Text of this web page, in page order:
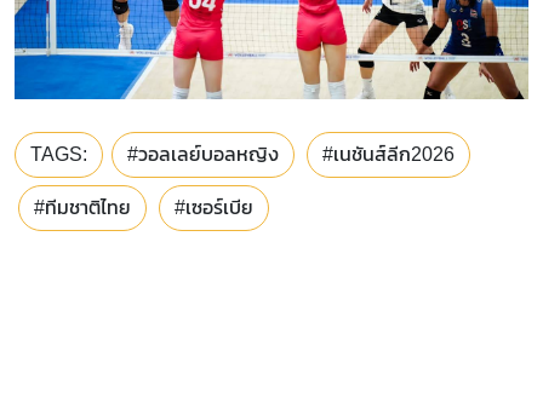
TAGS: #วอลเลย์บอลหญิง #เนชันส์ลีก2026
#ทีมชาติไทย #เซอร์เบีย